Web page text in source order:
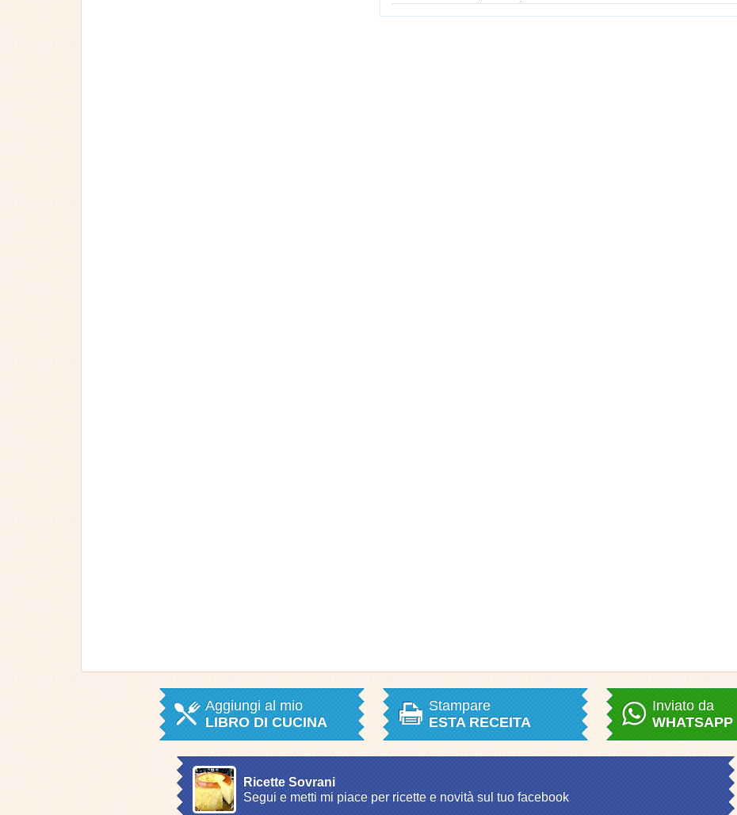
Aggiungi al mio
LIBRO DI CUCINA
Stampare
ESTA RECEITA
Inviato da
WHATSAPP
Ricette Sovrani
Segui e metti mi piace per ricette e novità sul tuo facebook